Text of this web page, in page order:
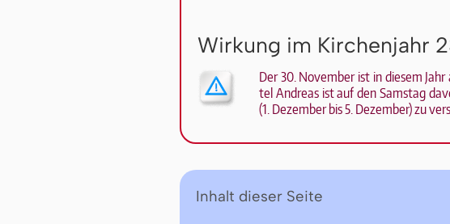
Wirkung im Kirchenjahr
Der 30. November ist in diesem
tel An­dre­as ist auf den Sams­tag
(1. De­zem­ber bis 5. De­zem­ber) zu
Inhalt dieser Seite